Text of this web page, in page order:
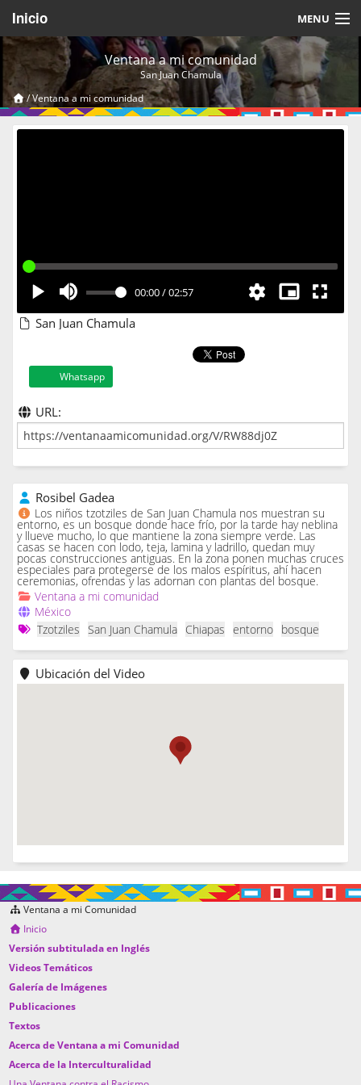
Inicio MENU
Acerca de
Videos Temáticos
Cerrar Sesión
Ventana a mi comunidad
San Juan Chamula
/Ventana a mi comunidad
00:00/02:57
San Juan Chamula
Whatsapp
URL:
Rosibel Gadea
Los niños tzotziles de San Juan Chamula nos muestran su
entorno, es un bosque donde hace frío, por la tarde hay neblina
y llueve mucho, lo que mantiene la zona siempre verde. Las
casas se hacen con lodo, teja, lamina y ladrillo, quedan muy
pocas construcciones antiguas. En la zona ponen muchas cruces
especiales para protegerse de los malos espíritus, ahí hacen
ceremonias, ofrendas y las adornan con plantas del bosque.
Ventana a mi comunidad
México
Tzotziles
San Juan Chamula Chiapas entorno bosque
Ubicación del Video
Ventana a mi Comunidad
Inicio
Versión subtitulada en Inglés
Videos Temáticos
Galería de Imágenes
Publicaciones
Textos
Acerca de Ventana a mi Comunidad
Acerca de la Interculturalidad